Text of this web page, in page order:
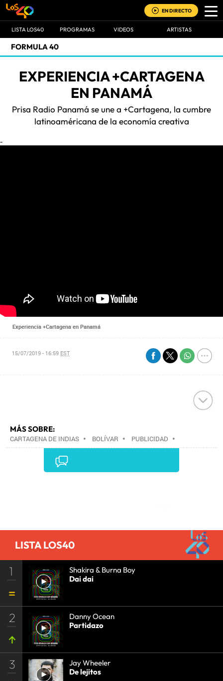
EN DIRECTO
LISTA LOS40 PROGRAMAS VIDEOS ARTISTAS
FORMULA 40
EXPERIENCIA +CARTAGENA
EN PANAMÁ
Prisa Radio Panamá se une a +Cartagena, la cumbre
latinoaméricana de la economía creativa
-
Experiencia +Cartagena en Panamá
15/07/2019 - 16:59 EST
MÁS SOBRE:
CARTAGENA DE INDIAS • BOLÍVAR • PUBLICIDAD •
COLOMBIA•SUDAMÉRICA•LATINOAMÉRICA•
MEDIOS COMUNICACIÓN
COMUNICACIÓN•
LISTA LOS40
1
Shakira & Burna Boy
Dai dai
2
Danny Ocean
Partidazo
3
Jay Wheeler
De lejitos